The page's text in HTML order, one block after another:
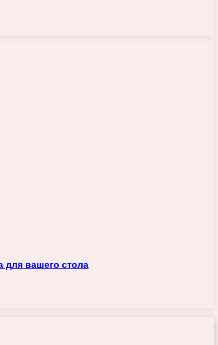
для вашего стола